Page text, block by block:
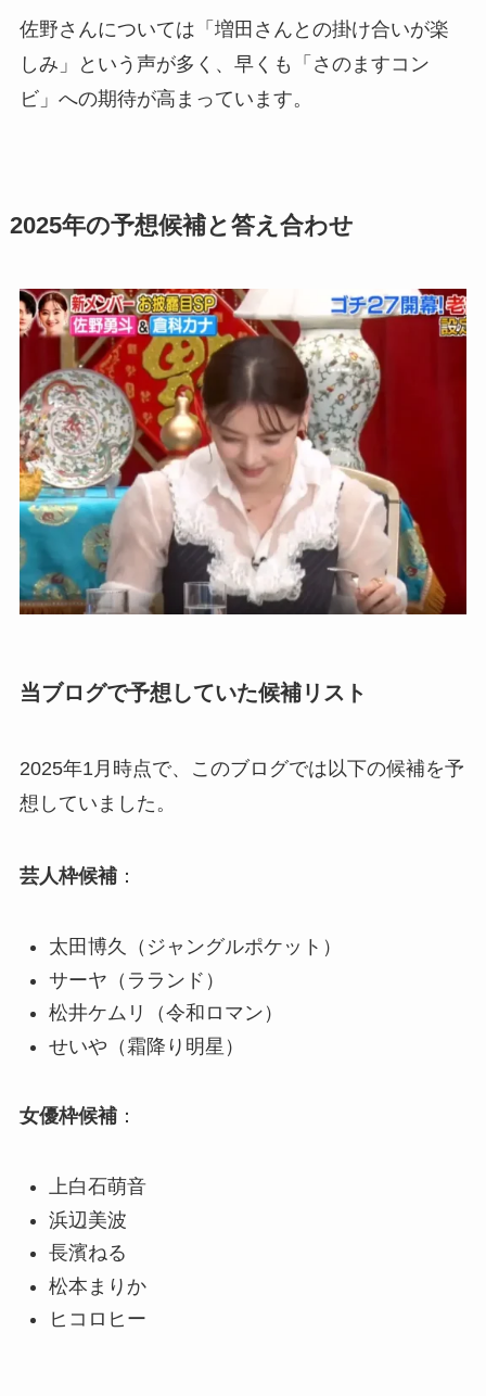
佐野さんについては「増田さんとの掛け合いが楽
しみ」という声が多く、早くも「さのますコン
ビ」への期待が高まっています。
2025年の予想候補と答え合わせ
当ブログで予想していた候補リスト
2025年1月時点で、このブログでは以下の候補を予
想していました。
芸人枠候補：
太田博久（ジャングルポケット）
サーヤ（ラランド）
松井ケムリ（令和ロマン）
せいや（霜降り明星）
女優枠候補：
上白石萌音
浜辺美波
長濱ねる
松本まりか
ヒコロヒー